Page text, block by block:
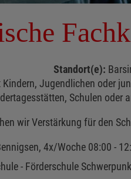
Standort(e):
Jugendlichen oder
Schulen oder
wir Verstärkung für den
4x/Woche 08:00 -
- Förderschule